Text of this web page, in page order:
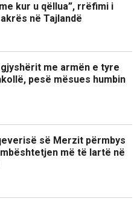
kur u qëllua”, rrëfimi i
në Tajlandë
me armën e tyre
pesë mësues humbin
së Merzit përmbys
më të lartë në